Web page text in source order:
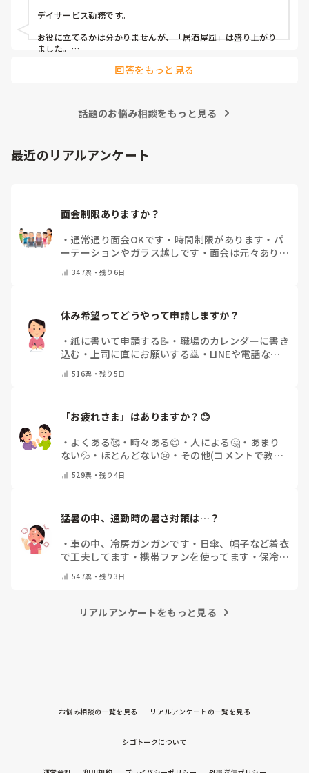
隔月： ランチのテイクアウトイベント
その他： 季節ごとの定期的な行事(運動会や七夕など)
きたなと感じており、新しく喜ばれるようなアイデアを探し
イベントをしている」「年〇回、こんな大型行事がある」
と嬉しいです。
デイサービス勤務です。
お役に立てるかは分かりませんが、「居酒屋風」は盛り上がり
ました。
回答をもっと見る
話題のお悩み相談をもっと見る
最近のリアルアンケート
面会制限ありますか？
・ 通常通り面会OKです ・ 時間制限があります ・ パ
ーテーションやガラス越しです ・ 面会は元々ありま
347票・残り6日
休み希望ってどうやって申請しますか？
・紙に書いて申請する📝 ・ 職場のカレンダーに書き
込む ・ 上司に直にお願いする🙇 ・ LINEや電話など
516票・残り5日
「お疲れさま」はありますか？😊
・ よくある🥰 ・ 時々ある😊 ・ 人による🤔 ・ あまり
ない💦 ・ ほとんどない😢 ・ その他(コメントで教え
529票・残り4日
猛暑の中、通勤時の暑さ対策は…？
・車の中、冷房ガンガンです ・ 日傘、帽子など着衣
で工夫してます ・携帯ファンを使ってます ・ 保冷剤
ん ・その他（コメントで教えて下さい）
547票・残り3日
リアルアンケートをもっと見る
お悩み相談の一覧を見る リアルアンケートの一覧を見る
シゴトークについて